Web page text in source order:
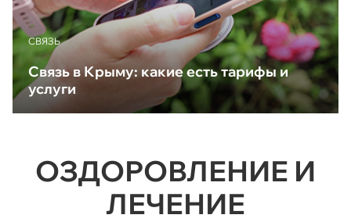
CВЯЗЬ
Связь в Крыму: какие есть тарифы и
услуги
ОЗДОРОВЛЕНИЕ И
ЛЕЧЕНИЕ